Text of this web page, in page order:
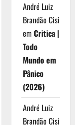
André Luiz
Brandão Cisi
em Critica |
Todo
Mundo em
Pânico
(2026)
André Luiz
Brandão Cisi